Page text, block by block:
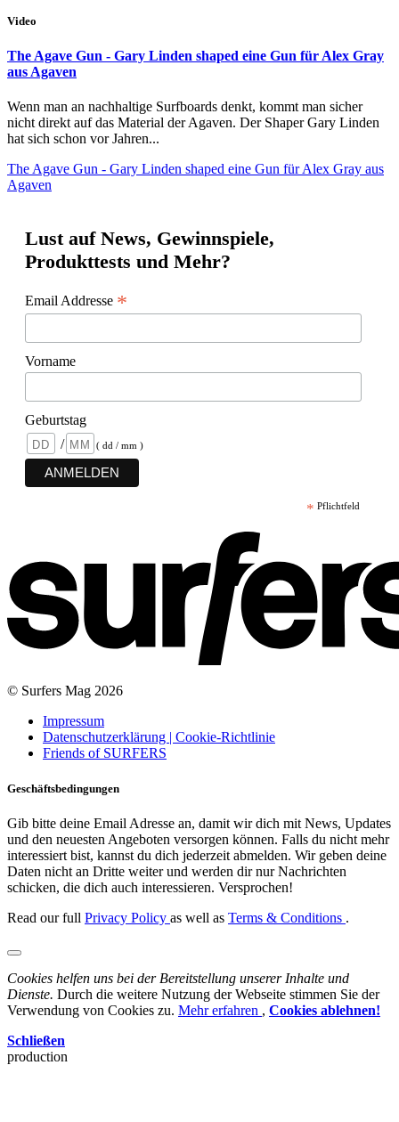
Video
The Agave Gun - Gary Linden shaped eine Gun für Alex Gray
aus Agaven
Wenn man an nachhaltige Surfboards denkt, kommt man sicher
nicht direkt auf das Material der Agaven. Der Shaper Gary Linden
hat sich schon vor Jahren...
The Agave Gun - Gary Linden shaped eine Gun für Alex Gray aus
Agaven
Lust auf News, Gewinnspiele,
Produkttests und Mehr?
Email Addresse *
Vorname
Geburtstag
/
( dd / mm )
* Pflichtfeld
© Surfers Mag 2026
Impressum
Datenschutzerklärung | Cookie-Richtlinie
Friends of SURFERS
Geschäftsbedingungen
Gib bitte deine Email Adresse an, damit wir dich mit News, Updates
und den neuesten Angeboten versorgen können. Falls du nicht mehr
interessiert bist, kannst du dich jederzeit abmelden. Wir geben deine
Daten nicht an Dritte weiter und werden dir nur Nachrichten
schicken, die dich auch interessieren. Versprochen!
Read our full Privacy Policy as well as Terms & Conditions .
Cookies helfen uns bei der Bereitstellung unserer Inhalte und
Dienste. Durch die weitere Nutzung der Webseite stimmen Sie der
Verwendung von Cookies zu. Mehr erfahren , Cookies ablehnen!
Schließen
production